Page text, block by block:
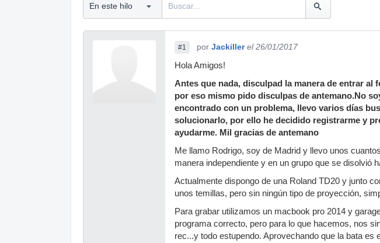
#1 por Jackiller el 26/01/2017
Hola Amigos!
Antes que nada, disculpad la manera de entrar al
por eso mismo pido disculpas de antemano.No
encontrado con un problema, llevo varios días
solucionarlo, por ello he decidido registrarme y
ayudarme. Mil gracias de antemano
Me llamo Rodrigo, soy de Madrid y llevo unos
manera independiente y en un grupo que se disolvió
Actualmente dispongo de una Roland TD20 y junto
unos temillas, pero sin ningún tipo de proyección,
Para grabar utilizamos un macbook pro 2014 y
programa correcto, pero para lo que hacemos, nos
rec...y todo estupendo. Aprovechando que la bata